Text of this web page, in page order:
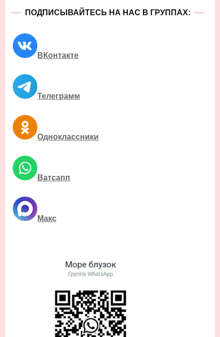
ПОДПИСЫВАЙТЕСЬ НА НАС В ГРУППАХ:
ВКонтакте
Телеграмм
Одноклассники
Ватсапп
Макс